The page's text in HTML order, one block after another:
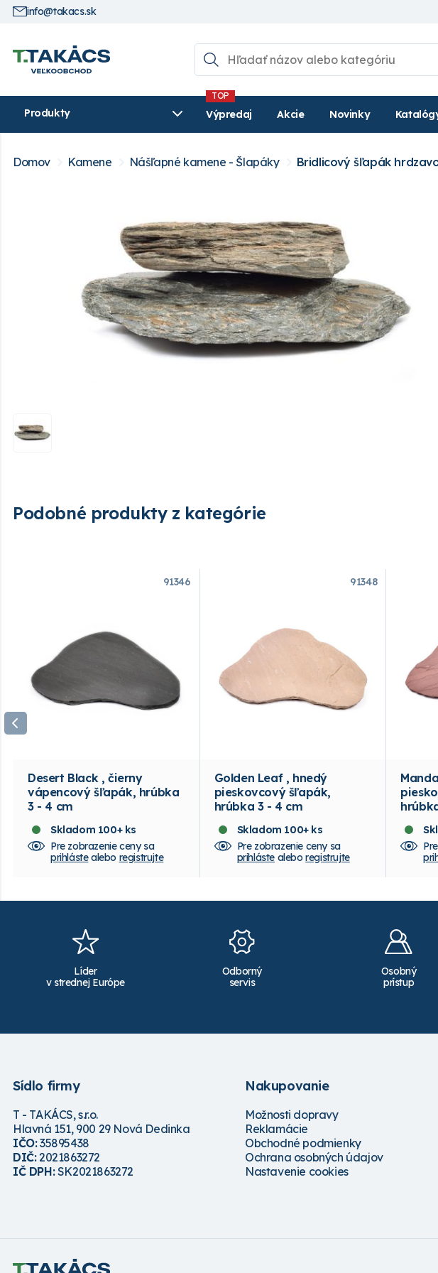
info@takacs.sk
Produkty Výpredaj Akcie Novinky
Domov Kamene Nášľapné kamene - Šlapáky Bridlicový šľapák
Podobné produkty z kategórie
91346
Desert Black , čierny
vápencový šľapák, hrúbka
3 - 4 cm
Skladom 100+ ks
Pre zobrazenie ceny sa
prihlástealebo registrujte
91348
Golden Leaf , hnedý
pieskovcový šľapák,
hrúbka 3 - 4 cm
Skladom 100+ ks
Pre zobrazenie ceny sa
prihláste aleboregistrujte
Líder
v strednej Európe
Odborný
servis
Osobný
prístup
Sídlo firmy
T - TAKÁCS, s.r.o.
Hlavná 151, 900 29 Nová Dedinka
IČO:35895438
DIČ:2021863272
IČ DPH:SK2021863272
Nakupovanie
Možnosti dopravy
Reklamácie
Obchodné podmienky
Ochrana osobných údajov
Nastavenie cookies